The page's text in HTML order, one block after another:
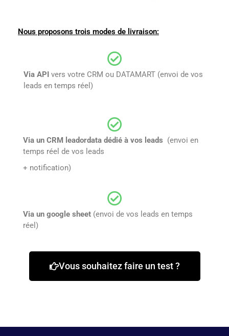
Nous proposons trois modes de livraison:
Via API vers votre CRM ou DATAMART (envoi de vos
leads en temps réel)
Via un CRM leadordata dédié à vos leads (envoi en
temps réel de vos leads
+ notification)
Via un google sheet (envoi de vos leads en temps
réel)
Vous souhaitez faire un test ?